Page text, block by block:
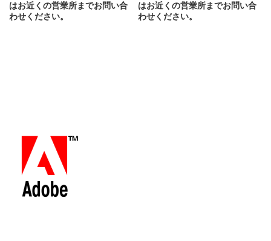
はお近くの営業所までお問い合
わせください。
はお近くの営業所までお問い合
わせください。